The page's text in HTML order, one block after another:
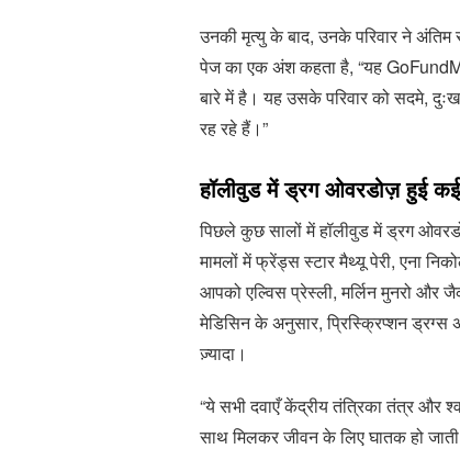
उनकी मृत्यु के बाद, उनके परिवार ने
पेज का एक अंश कहता है, “यह
बारे में है। यह उसके परिवार को सदमे,
रह रहे हैं।”
हॉलीवुड में ड्रग ओवरडोज़ हुई
पिछले कुछ सालों में हॉलीवुड में ड्रग
मामलों में फ्रेंड्स स्टार मैथ्यू पेरी, एना
आपको एल्विस प्रेस्ली, मर्लिन मुनरो
मेडिसिन के अनुसार, प्रिस्क्रिप्शन
ज़्यादा।
“ये सभी दवाएँ केंद्रीय तंत्रिका तंत्र और
साथ मिलकर जीवन के लिए घातक हो